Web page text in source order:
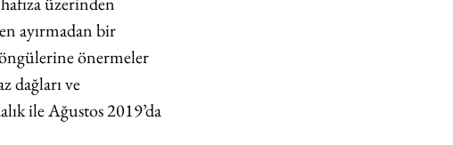
ayırmadan bir
önermeler
dağları ve
ile Ağustos 2019’da